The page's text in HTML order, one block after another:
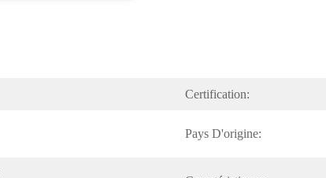
Certification:
Pays D'origine: